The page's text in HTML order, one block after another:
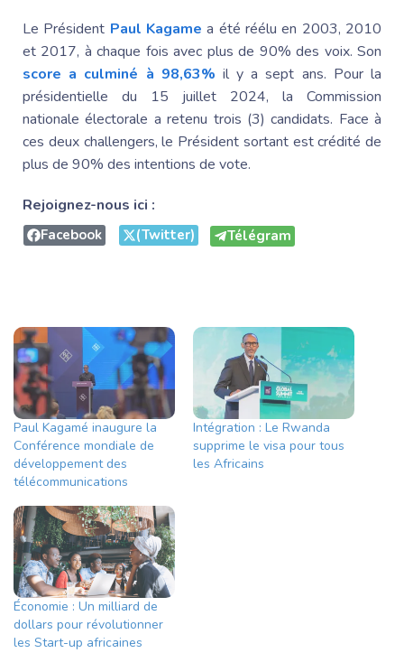
Le Président Paul Kagame a été réélu en 2003, 2010
et 2017, à chaque fois avec plus de 90% des voix. Son
score a culminé à 98,63% il y a sept ans. Pour la
présidentielle du 15 juillet 2024, la Commission
nationale électorale a retenu trois (3) candidats. Face à
ces deux challengers, le Président sortant est crédité de
plus de 90% des intentions de vote.
Rejoignez-nous ici :
Facebook (Twitter) Télégram
Paul Kagamé inaugure la
Conférence mondiale de
développement des
télécommunications
Intégration : Le Rwanda
supprime le visa pour tous
les Africains
Économie : Un milliard de
dollars pour révolutionner
les Start-up africaines